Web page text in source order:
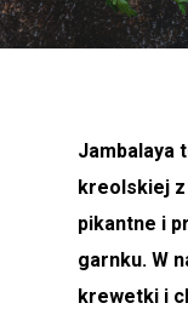
Jambalaya
kreolskiej z
pikantne i
garnku. W
krewetki i